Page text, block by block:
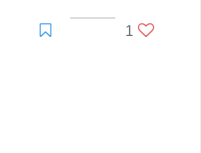
1